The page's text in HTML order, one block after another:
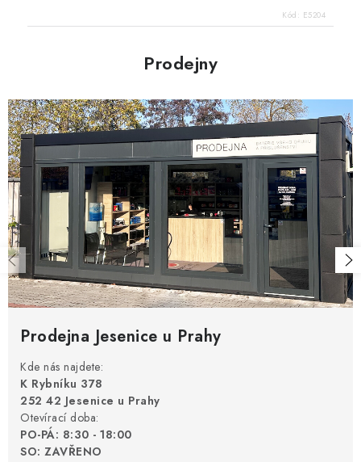
Kód: E5204
Prodejny
Prodejna Jesenice u Prahy
Kde nás najdete:
K Rybníku 378
252 42 Jesenice u Prahy
Otevírací doba:
PO-PÁ: 8:30 - 18:00
SO: ZAVŘENO